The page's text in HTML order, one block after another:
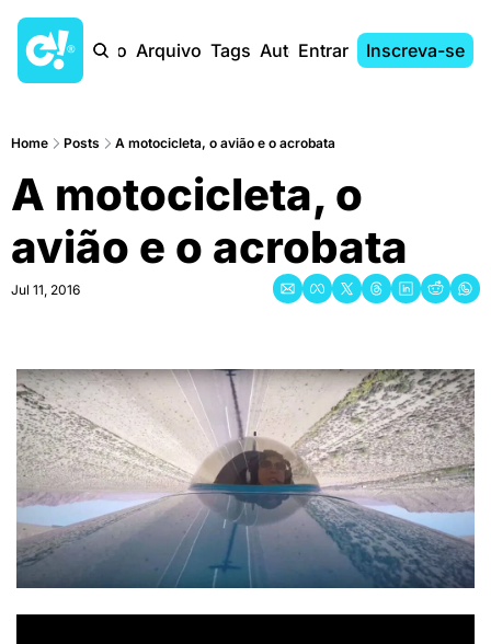
Início Arquivo Tags AutoresEntrar Inscreva-se
Home Posts A motocicleta, o avião e o acrobata
A motocicleta, o
avião e o acrobata
Jul 11, 2016